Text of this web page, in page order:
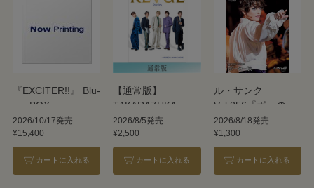
『EXCITER!!』 Blu-
ray BOX
2026/10/17発売
¥15,400
カートに入れる
【通常版】
TAKARAZUKA
REVUE 2026
2026/8/5発売
¥2,500
カートに入れる
ル・サンク
Vol.256『ポーの一
族』＜雪組＞
2026/8/18発売
¥1,300
カートに入れる